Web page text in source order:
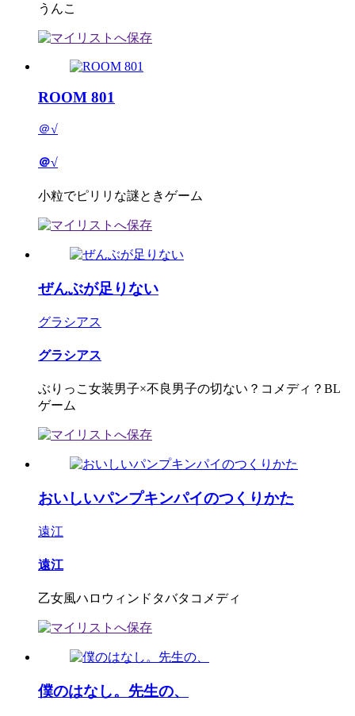
うんこ
ROOM 801
＠√
＠√
小粒でピリリな謎ときゲーム
ぜんぶが足りない
グラシアス
グラシアス
ぶりっこ女装男子×不良男子の切ない？コメディ？BL
ゲーム
おいしいパンプキンパイのつくりかた
遠江
遠江
乙女風ハロウィンドタバタコメディ
僕のはなし。先生の、